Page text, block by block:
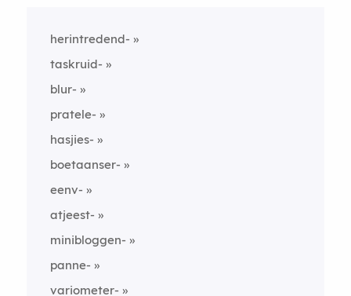
herintredend-
taskruid-
blur-
pratele-
hasjies-
boetaanser-
eenv-
atjeest-
minibloggen-
panne-
variometer-